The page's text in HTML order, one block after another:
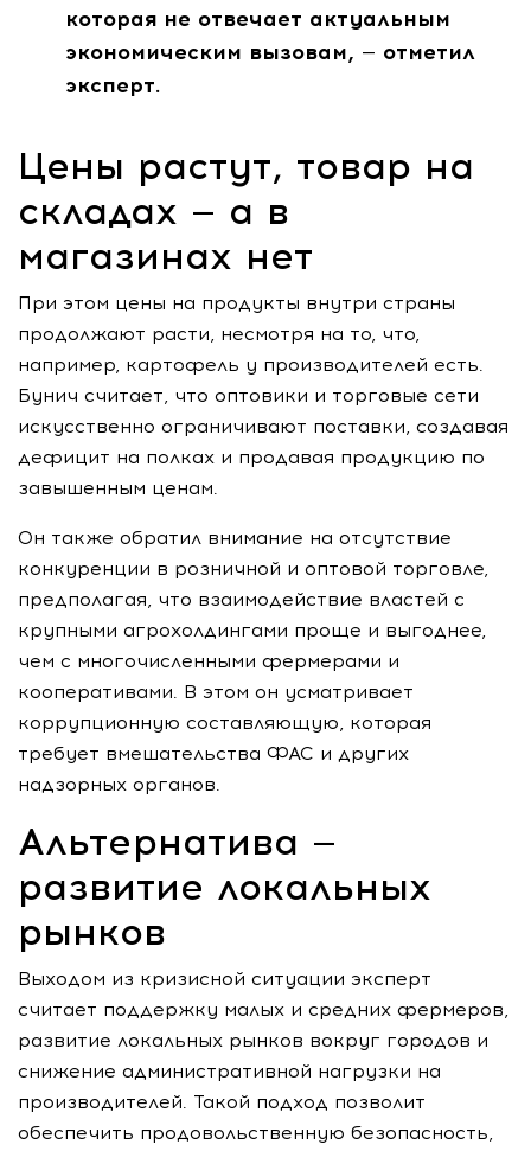
которая не отвечает актуальным
экономическим вызовам, — отметил
эксперт.
Цены растут, товар на
складах — а в
магазинах нет
При этом цены на продукты внутри страны
продолжают расти, несмотря на то, что,
например, картофель у производителей есть.
Бунич считает, что оптовики и торговые сети
искусственно ограничивают поставки, создавая
дефицит на полках и продавая продукцию по
завышенным ценам.
Он также обратил внимание на отсутствие
конкуренции в розничной и оптовой торговле,
предполагая, что взаимодействие властей с
крупными агрохолдингами проще и выгоднее,
чем с многочисленными фермерами и
кооперативами. В этом он усматривает
коррупционную составляющую, которая
требует вмешательства ФАС и других
надзорных органов.
Альтернатива —
развитие локальных
рынков
Выходом из кризисной ситуации эксперт
считает поддержку малых и средних фермеров,
развитие локальных рынков вокруг городов и
снижение административной нагрузки на
производителей. Такой подход позволит
обеспечить продовольственную безопасность,